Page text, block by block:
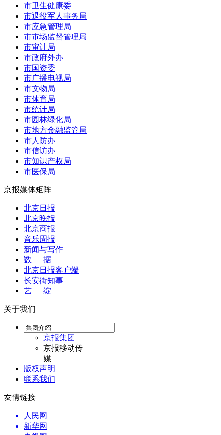
市卫生健康委
市退役军人事务局
市应急管理局
市市场监督管理局
市审计局
市政府外办
市国资委
市广播电视局
市文物局
市体育局
市统计局
市园林绿化局
市地方金融监管局
市人防办
市信访办
市知识产权局
市医保局
京报媒体矩阵
北京日报
北京晚报
北京商报
音乐周报
新闻与写作
数 据
北京日报客户端
长安街知事
艺 绽
关于我们
京报集团
京报移动传
媒
版权声明
联系我们
友情链接
人民网
新华网